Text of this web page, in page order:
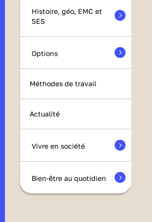
Histoire, géo, EMC et
SES
Options
Méthodes de travail
Actualité
Vivre en société
Bien-être au quotidien